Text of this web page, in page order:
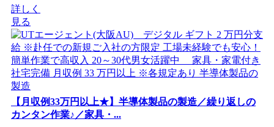
詳しく
見る
【月収例33万円以上★】半導体製品の製造／繰り返しの
カンタン作業♪／家具・...